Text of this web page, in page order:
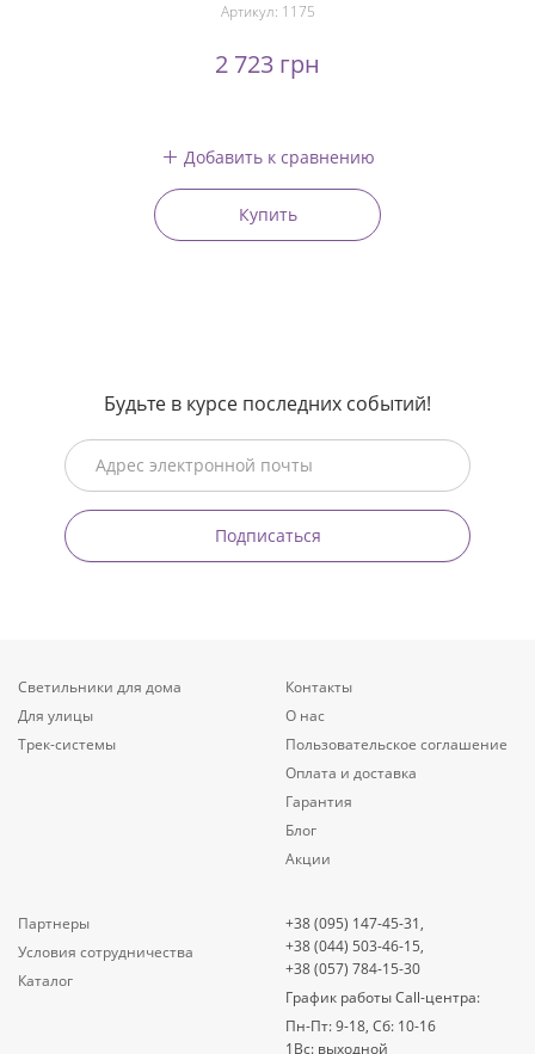
Артикул: 1175
2 723 грн
Добавить к сравнению
Купить
Будьте в курсе последних событий!
Подписаться
Светильники для дома
Для улицы
Трек-системы
Контакты
О нас
Пользовательское соглашение
Оплата и доставка
Гарантия
Блог
Акции
Партнеры
Условия сотрудничества
Каталог
+38 (095) 147-45-31,
+38 (044) 503-46-15,
+38 (057) 784-15-30
График работы Call-центра:
Пн-Пт: 9-18, Сб: 10-16
1Вс: выходной